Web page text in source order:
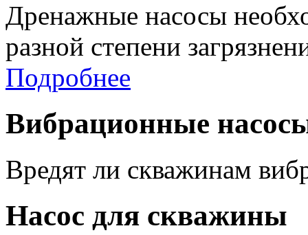
Дренажные насосы
разной степени
Подробнее
Вибрационные
Вредят ли скважинам
Насос для скважины